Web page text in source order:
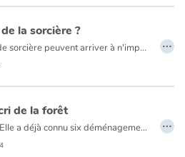
la sorcière ?
Les histoires de sorcière peuvent arriver à n'importe qui et quand elles arrivent, ce n'est pas une partie de plaisir ! Pour commencer, une sorcière, c'est affreux à regarder. En plus, ça peut transformer un enfant en crapaud bossu ou lui faire boire un infâme remontant. Le tout, dans une affaire aussi terrible, est d'arriver à avoir suffisamment d'imagination pour sortir d'entre ses doigts crochus et couverts de verrues. …
de la forêt
Olga a 8 ans. Elle a déjà connu six déménagements. Le dernier l’a conduite dans une maison biscornue, flanquée de multiples tourelles. Elle entreprend d’arracher le papier peint de sa nouvelle chambre, pour la rafraîchir, et découvre une toute petite porte fermée à clé. De l’autre côté, quelqu’un cherche à communiquer. Qui est-ce ?
…